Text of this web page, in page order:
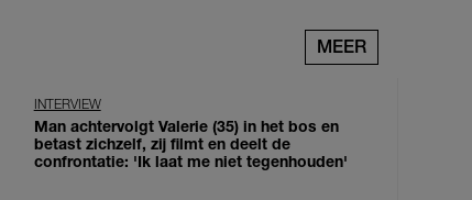
MEER
INTERVIEW
Man achtervolgt Valerie (35) in het bos en
betast zichzelf, zij filmt en deelt de
confrontatie: 'Ik laat me niet tegenhouden'